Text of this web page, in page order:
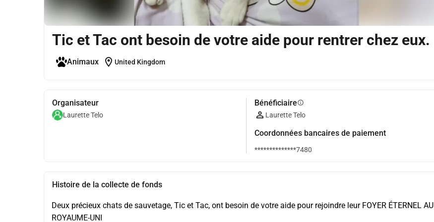
Tic et Tac ont besoin de votre aide pour rentrer chez eux.
Animaux location_on United Kingdom
Organisateur
Laurette Telo
Bénéficiaireinfo
Laurette Telo
Coordonnées bancaires de paiement
**************7480
Histoire de la collecte de fonds
Deux précieux chats de sauvetage, Tic et Tac, ont besoin de votre aide pour rejoindre leur FOYER ÉTERNEL AU
ROYAUME-UNI